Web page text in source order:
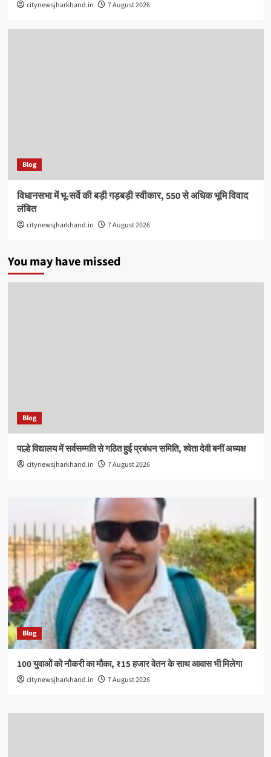
citynewsjharkhand.in 7 August 2026
Blog
विधानसभा में भू-सर्वे की बड़ी गड़बड़ी स्वीकार, 550 से अधिक भूमि विवाद
लंबित
citynewsjharkhand.in 7 August 2026
You may have missed
Blog
पाल्हे विद्यालय में सर्वसम्मति से गठित हुई प्रबंधन समिति, श्वेता देवी बनीं अध्यक्ष
citynewsjharkhand.in 7 August 2026
Blog
100 युवाओं को नौकरी का मौका, ₹15 हजार वेतन के साथ आवास भी मिलेगा
citynewsjharkhand.in 7 August 2026